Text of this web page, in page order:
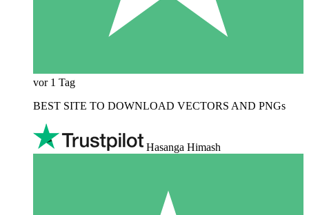
vor 1 Tag
BEST SITE TO DOWNLOAD VECTORS AND PNGs
Hasanga Himash